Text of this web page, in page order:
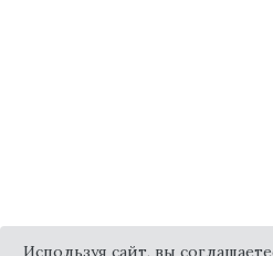
Используя сайт, вы